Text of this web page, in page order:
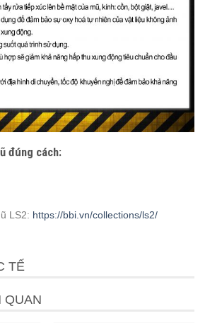
đúng cách:
LS2: https://bbi.vn/collections/ls2/
TẾ
QUAN